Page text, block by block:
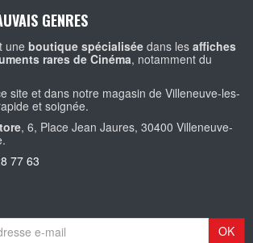
GENRES
une boutique spécialisée dans les affiches
rares de Cinéma, notamment du
site et dans notre magasin de Villeneuve-les-
et soignée.
, 6, Place Jean Jaures, 30400 Villeneuve-
77 63
OK